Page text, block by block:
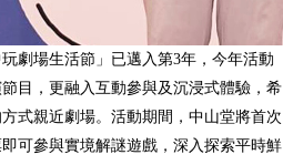
劇場生活節」已邁入第3年，今年活動
目，更融入互動參與及沉浸式體驗，希
式親近劇場。活動期間，中山堂將首次
可參與實境解謎遊戲，深入探索平時鮮